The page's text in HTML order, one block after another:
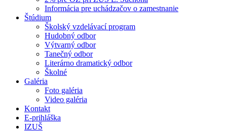
Informácia pre uchádzačov o zamestnanie
Štúdium
Školský vzdelávací program
Hudobný odbor
Výtvarný odbor
Tanečný odbor
Literárno dramatický odbor
Školné
Galéria
Foto galéria
Video galéria
Kontakt
E-prihláška
IZUŠ